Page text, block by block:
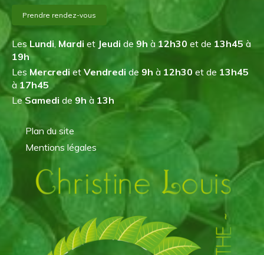
Prendre rendez-vous
LesLundi, Mardi et Jeudi de 9h à 12h30 et de 13h45à
19h
Les Mercrediet Vendredi de 9h à 12h30 et de 13h45
à17h45
LeSamedi de 9h à 13h
Plan du site
Mentions légales